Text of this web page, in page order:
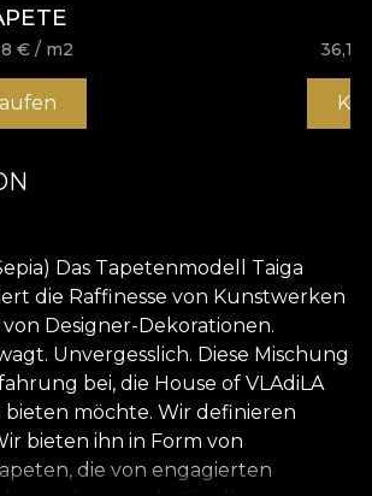
€ / m2 36,18
Das Tapetenmodell Taiga
die Raffinesse von Kunstwerken
Designer-Dekorationen.
Unvergesslich. Diese Mischung
bei, die House of VLAdiLA
bieten möchte. Wir definieren
bieten ihn in Form von
die von engagierten